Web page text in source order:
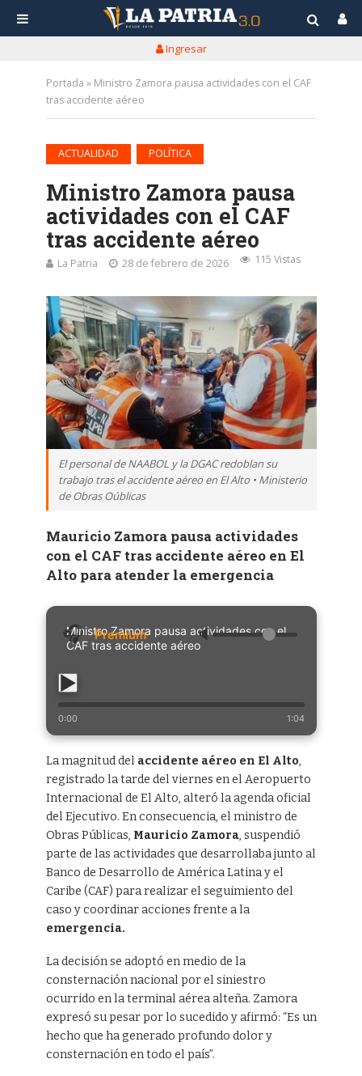
Ingresar
Portada » Ministro Zamora pausa actividades con el CAF
tras accidente aéreo
ACTUALIDAD POLÍTICA
Ministro Zamora pausa
actividades con el CAF
tras accidente aéreo
La Patria 28 de febrero de 2026 115 Vistas
El personal de NAABOL y la DGAC redoblan su
trabajo tras el accidente aéreo en El Alto • Ministerio
de Obras Oúblicas
Mauricio Zamora pausa actividades
con el CAF tras accidente aéreo en El
Alto para atender la emergencia
Ministro Zamora pausa actividades con el
CAF tras accidente aéreo
🔈
0:00 1:04
La magnitud del accidente aéreo en El Alto,
registrado la tarde del viernes en el Aeropuerto
Internacional de El Alto, alteró la agenda oficial
del Ejecutivo. En consecuencia, el ministro de
Obras Públicas, Mauricio Zamora, suspendió
parte de las actividades que desarrollaba junto al
Banco de Desarrollo de América Latina y el
Caribe (CAF) para realizar el seguimiento del
caso y coordinar acciones frente a la
emergencia.
La decisión se adoptó en medio de la
consternación nacional por el siniestro
ocurrido en la terminal aérea alteña. Zamora
expresó su pesar por lo sucedido y afirmó: “Es un
hecho que ha generado profundo dolor y
consternación en todo el país”.